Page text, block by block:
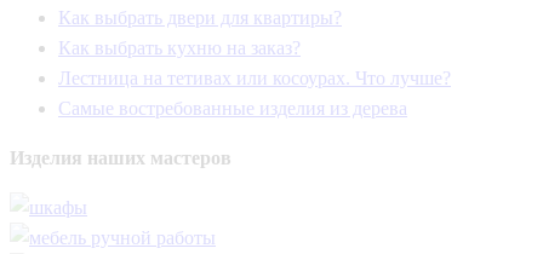
Как выбрать двери для квартиры?
Как выбрать кухню на заказ?
Лестница на тетивах или косоурах. Что лучше?
Самые востребованные изделия из дерева
Изделия наших мастеров